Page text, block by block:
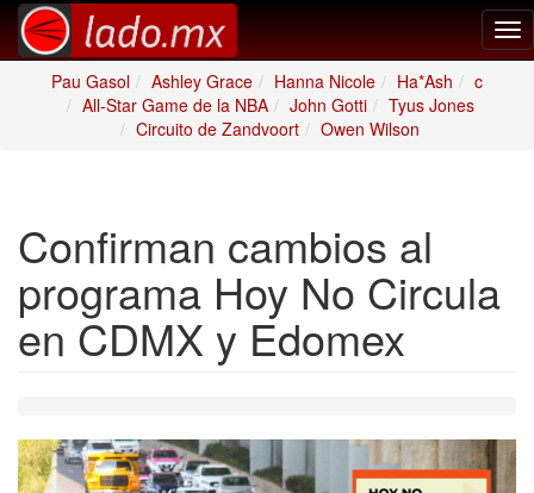
Pau Gasol
Ashley Grace Hanna Nicole Ha*Ash
c
All-Star Game de la NBA
John Gotti
Tyus Jones
Circuito de Zandvoort
Owen Wilson
Confirman cambios al
programa Hoy No Circula
en CDMX y Edomex